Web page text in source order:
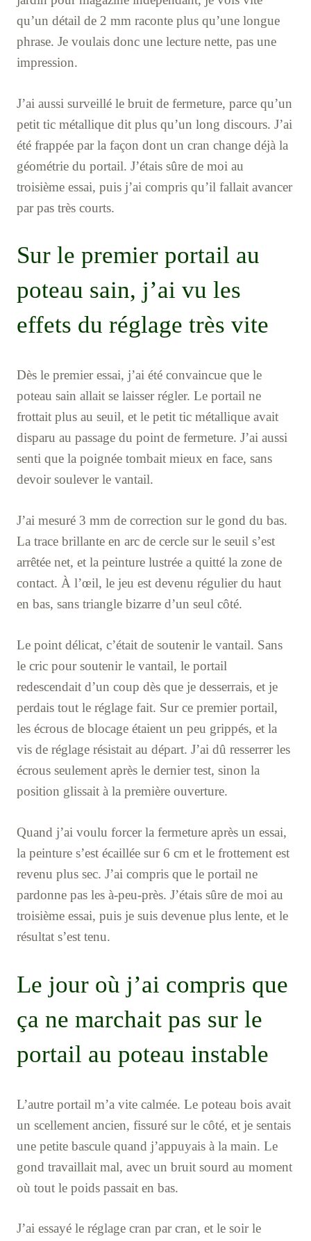
qu’un détail de 2 mm raconte plus qu’une longue
phrase. Je voulais donc une lecture nette, pas une
impression.
J’ai aussi surveillé le bruit de fermeture, parce qu’un
petit tic métallique dit plus qu’un long discours. J’ai
été frappée par la façon dont un cran change déjà la
géométrie du portail. J’étais sûre de moi au
troisième essai, puis j’ai compris qu’il fallait avancer
par pas très courts.
Sur le premier portail au
poteau sain, j’ai vu les
effets du réglage très vite
Dès le premier essai, j’ai été convaincue que le
poteau sain allait se laisser régler. Le portail ne
frottait plus au seuil, et le petit tic métallique avait
disparu au passage du point de fermeture. J’ai aussi
senti que la poignée tombait mieux en face, sans
devoir soulever le vantail.
J’ai mesuré 3 mm de correction sur le gond du bas.
La trace brillante en arc de cercle sur le seuil s’est
arrêtée net, et la peinture lustrée a quitté la zone de
contact. À l’œil, le jeu est devenu régulier du haut
en bas, sans triangle bizarre d’un seul côté.
Le point délicat, c’était de soutenir le vantail. Sans
le cric pour soutenir le vantail, le portail
redescendait d’un coup dès que je desserrais, et je
perdais tout le réglage fait. Sur ce premier portail,
les écrous de blocage étaient un peu grippés, et la
vis de réglage résistait au départ. J’ai dû resserrer les
écrous seulement après le dernier test, sinon la
position glissait à la première ouverture.
Quand j’ai voulu forcer la fermeture après un essai,
la peinture s’est écaillée sur 6 cm et le frottement est
revenu plus sec. J’ai compris que le portail ne
pardonne pas les à-peu-près. J’étais sûre de moi au
troisième essai, puis je suis devenue plus lente, et le
résultat s’est tenu.
Le jour où j’ai compris que
ça ne marchait pas sur le
portail au poteau instable
L’autre portail m’a vite calmée. Le poteau bois avait
un scellement ancien, fissuré sur le côté, et je sentais
une petite bascule quand j’appuyais à la main. Le
gond travaillait mal, avec un bruit sourd au moment
où tout le poids passait en bas.
J’ai essayé le réglage cran par cran, et le soir le